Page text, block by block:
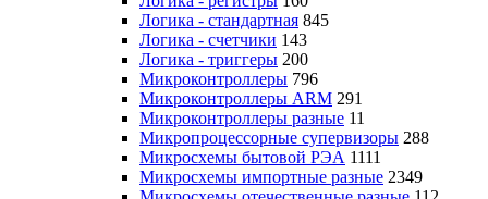
Логика - стандартная 845
Логика - счетчики 143
Логика - триггеры 200
Микроконтроллеры 796
Микроконтроллеры ARM 291
Микроконтроллеры разные 11
Микропроцессорные супервизоры 288
Микросхемы бытовой РЭА 1111
Микросхемы импортные разные 2349